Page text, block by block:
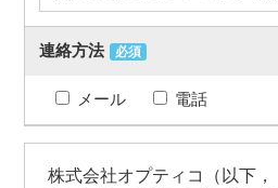
連絡方法 必須
メール 電話
株式会社オプティコ（以下，